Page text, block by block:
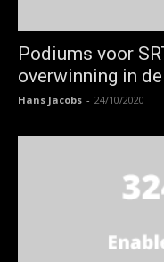
Podiums voor
overwinning in
Hans Jacobs - 24/10/2020